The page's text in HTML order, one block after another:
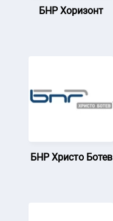
БНР Хоризонт
БНР Христо Ботев